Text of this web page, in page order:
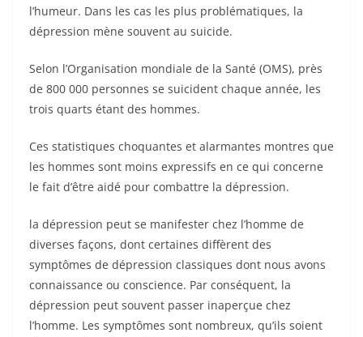
l’humeur. Dans les cas les plus problématiques, la
dépression mène souvent au suicide.
Selon l’Organisation mondiale de la Santé (OMS), près
de 800 000 personnes se suicident chaque année, les
trois quarts étant des hommes.
Ces statistiques choquantes et alarmantes montres que
les hommes sont moins expressifs en ce qui concerne
le fait d’être aidé pour combattre la dépression.
la dépression peut se manifester chez l’homme de
diverses façons, dont certaines diffèrent des
symptômes de dépression classiques dont nous avons
connaissance ou conscience. Par conséquent, la
dépression peut souvent passer inaperçue chez
l’homme. Les symptômes sont nombreux, qu’ils soient